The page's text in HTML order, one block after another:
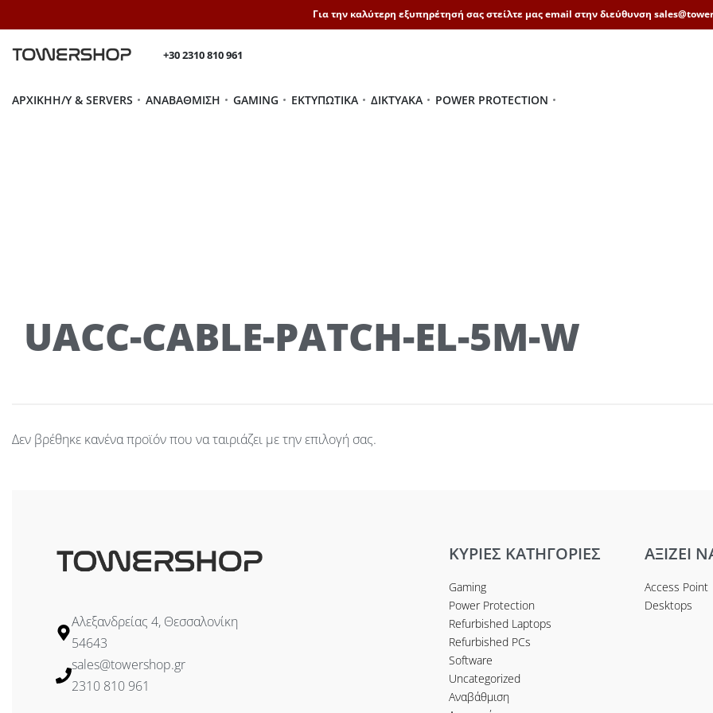
Για την καλύτερη εξυπηρέτησή σας στείλτε μας email στην διεύθυνση
+30 2310 810 961
ΑΡΧΙΚΉH/Y & SERVERS ΑΝΑΒΆΘΜΙΣΗ GAMING ΕΚΤΥΠΩΤΙΚΆ ΔΙΚΤΥΑΚΆ POWER PROTECTION
UACC-CABLE-PATCH-EL-5M-W
Δεν βρέθηκε κανένα προϊόν που να ταιριάζει με την επιλογή σας.
Αλεξανδρείας 4, Θεσσαλονίκη
54643
sales@towershop.gr
2310 810 961
ΚΥΡΙΕΣ ΚΑΤΗΓΟΡΙΕΣ
Gaming
Power Protection
Refurbished Laptops
Refurbished PCs
Software
Uncategorized
Αναβάθμιση
ΑΞΙΖΕΙ
Access Point
Desktops